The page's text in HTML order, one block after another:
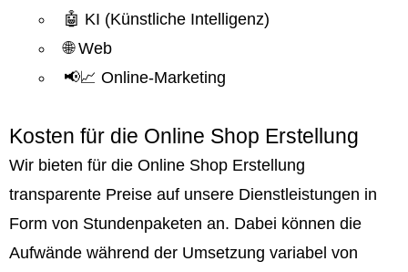
🤖 KI (Künstliche Intelligenz)
🌐 Web
📢📈 Online-Marketing
Kosten für die Online Shop Erstellung
Wir bieten für die Online Shop Erstellung
transparente Preise auf unsere Dienstleistungen in
Form von Stundenpaketen an. Dabei können die
Aufwände während der Umsetzung variabel von